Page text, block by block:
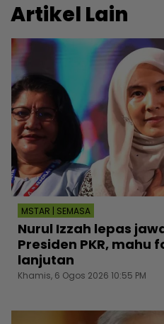
Artikel Lain
MSTAR | SEMASA
Nurul Izzah lepas
Presiden PKR, mahu
lanjutan
Khamis, 6 Ogos 2026 10:55 PM